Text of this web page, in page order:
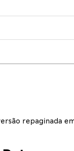
repaginada